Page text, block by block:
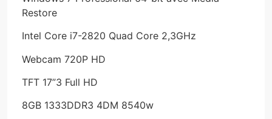
Restore
Intel Core i7-2820 Quad Core 2,3GHz
Webcam 720P HD
TFT 17”3 Full HD
8GB 1333DDR3 4DM 8540w